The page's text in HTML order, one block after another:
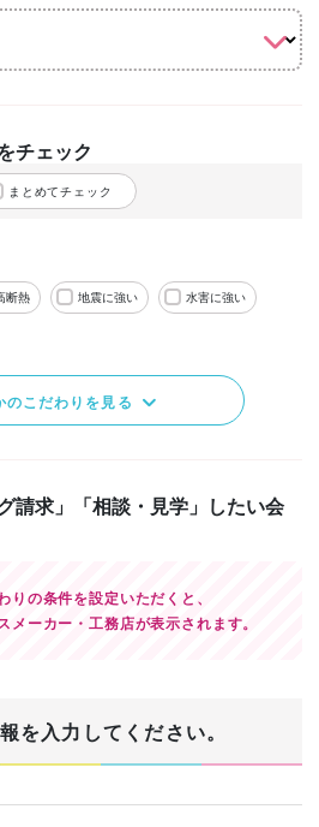
チェック
まとめてチェック
断熱 地震に強い 水害に強い
のこだわりを見る
請求」「相談・見学」したい会
りの条件を設定いただくと、
メーカー・工務店が表示されます。
を入力してください。